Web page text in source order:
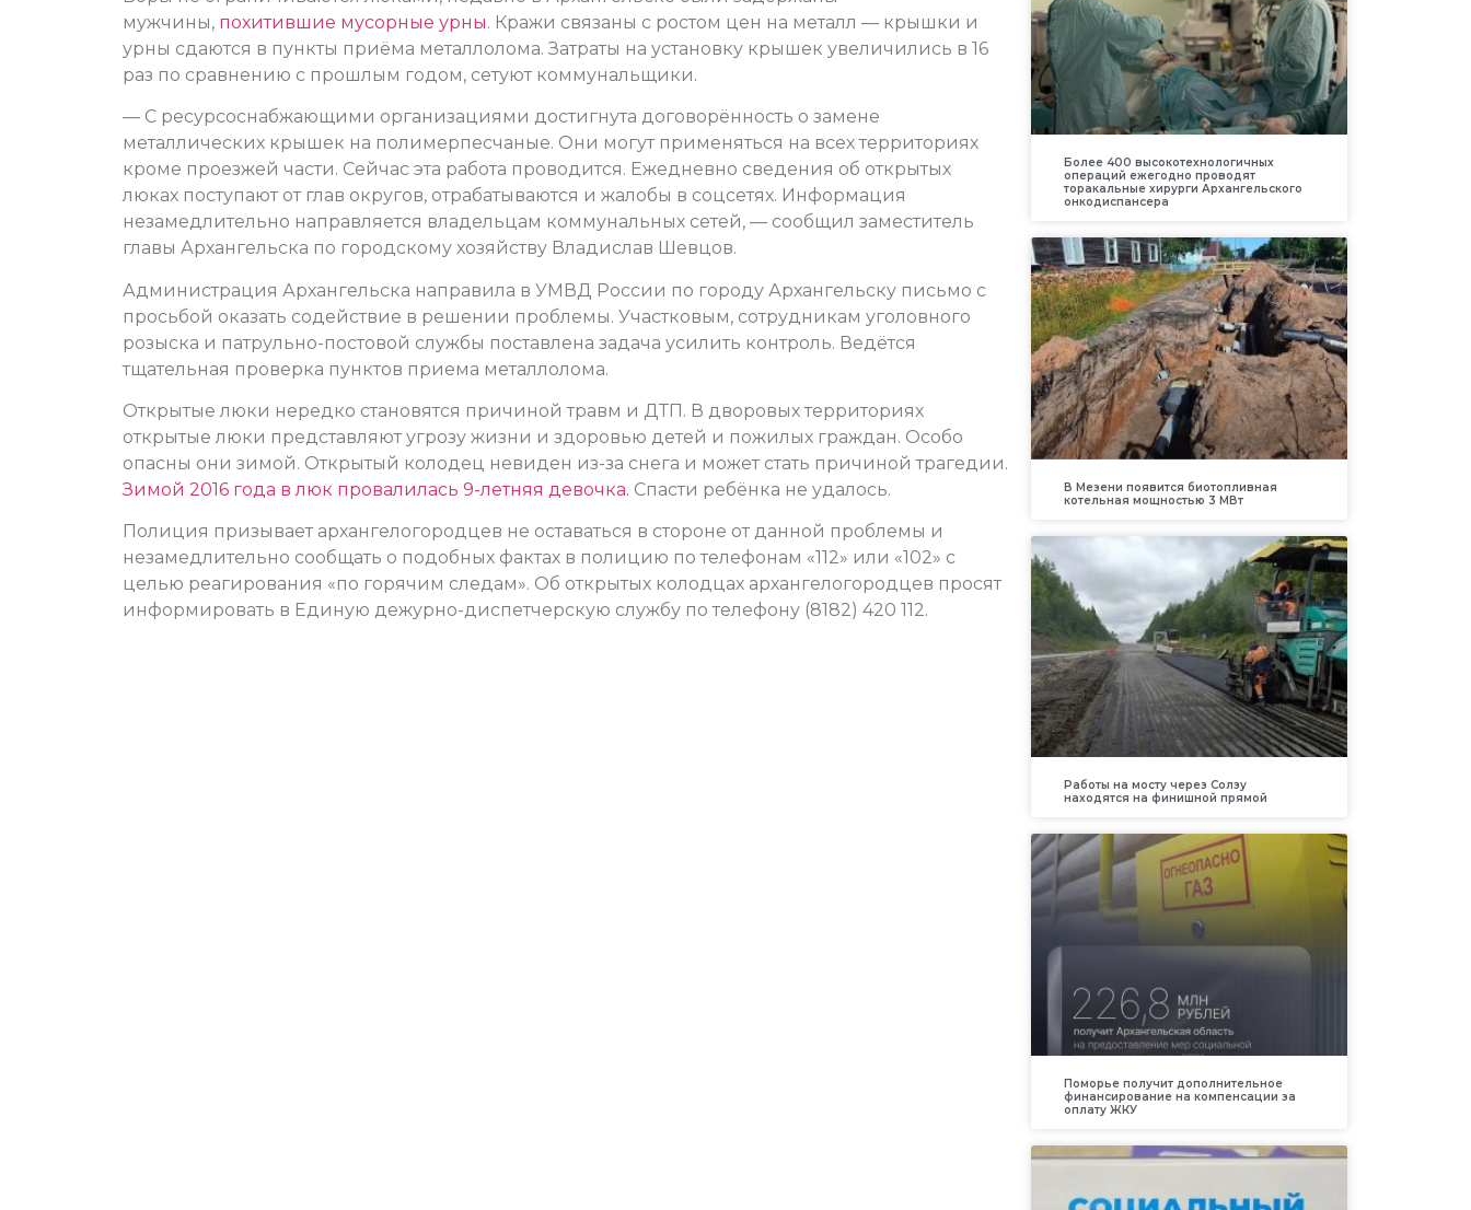
мужчины, похитившие мусорные урны. Кражи связаны с ростом цен на металл — крышки и
урны сдаются в пункты приёма металлолома. Затраты на установку крышек увеличились в 16
раз по сравнению с прошлым годом, сетуют коммунальщики.
— С ресурсоснабжающими организациями достигнута договорённость о замене
металлических крышек на полимерпесчаные. Они могут применяться на всех территориях
кроме проезжей части. Сейчас эта работа проводится. Ежедневно сведения об открытых
люках поступают от глав округов, отрабатываются и жалобы в соцсетях. Информация
незамедлительно направляется владельцам коммунальных сетей, — сообщил заместитель
главы Архангельска по городскому хозяйству Владислав Шевцов.
Администрация Архангельска направила в УМВД России по городу Архангельску письмо с
просьбой оказать содействие в решении проблемы. Участковым, сотрудникам уголовного
розыска и патрульно-постовой службы поставлена задача усилить контроль. Ведётся
тщательная проверка пунктов приема металлолома.
Открытые люки нередко становятся причиной травм и ДТП. В дворовых территориях
открытые люки представляют угрозу жизни и здоровью детей и пожилых граждан. Особо
опасны они зимой. Открытый колодец невиден из-за снега и может стать причиной трагедии.
Зимой 2016 года в люк провалилась 9-летняя девочка. Спасти ребёнка не удалось.
Полиция призывает архангелогородцев не оставаться в стороне от данной проблемы и
незамедлительно сообщать о подобных фактах в полицию по телефонам «112» или «102» с
целью реагирования «по горячим следам». Об открытых колодцах архангелогородцев просят
информировать в Единую дежурно-диспетчерскую службу по телефону (8182) 420 112.
Более 400 высокотехнологичных
операций ежегодно проводят
торакальные хирурги Архангельского
онкодиспансера
В Мезени появится биотопливная
котельная мощностью 3 МВт
Работы на мосту через Солзу
находятся на финишной прямой
Поморье получит дополнительное
финансирование на компенсации за
оплату ЖКУ